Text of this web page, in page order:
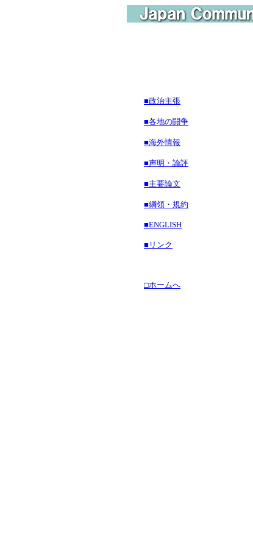
■政治主張
■各地の闘争
■海外情報
■声明・論評
■主要論文
■綱領・規約
■ENGLISH
■リンク
□ホームへ